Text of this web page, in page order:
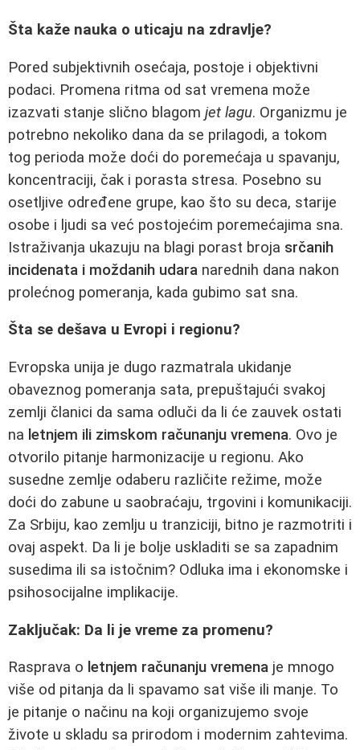
Šta kaže nauka o uticaju na zdravlje?
Pored subjektivnih osećaja, postoje i objektivni
podaci. Promena ritma od sat vremena može
izazvati stanje slično blagom jet lagu. Organizmu je
potrebno nekoliko dana da se prilagodi, a tokom
tog perioda može doći do poremećaja u spavanju,
koncentraciji, čak i porasta stresa. Posebno su
osetljive određene grupe, kao što su deca, starije
osobe i ljudi sa već postojećim poremećajima sna.
Istraživanja ukazuju na blagi porast broja srčanih
incidenata i moždanih udara narednih dana nakon
prolećnog pomeranja, kada gubimo sat sna.
Šta se dešava u Evropi i regionu?
Evropska unija je dugo razmatrala ukidanje
obaveznog pomeranja sata, prepuštajući svakoj
zemlji članici da sama odluči da li će zauvek ostati
na letnjem ili zimskom računanju vremena. Ovo je
otvorilo pitanje harmonizacije u regionu. Ako
susedne zemlje odaberu različite režime, može
doći do zabune u saobraćaju, trgovini i komunikaciji.
Za Srbiju, kao zemlju u tranziciji, bitno je razmotriti i
ovaj aspekt. Da li je bolje uskladiti se sa zapadnim
susedima ili sa istočnim? Odluka ima i ekonomske i
psihosocijalne implikacije.
Zaključak: Da li je vreme za promenu?
Rasprava o letnjem računanju vremena je mnogo
više od pitanja da li spavamo sat više ili manje. To
je pitanje o načinu na koji organizujemo svoje
živote u skladu sa prirodom i modernim zahtevima.